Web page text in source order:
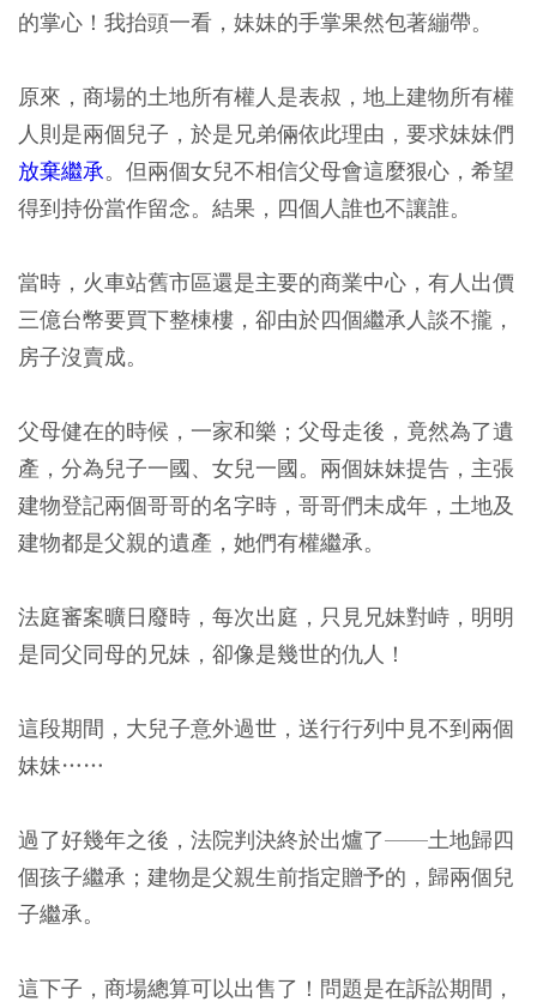
的掌心！我抬頭一看，妹妹的手掌果然包著繃帶。
原來，商場的土地所有權人是表叔，地上建物所有權
人則是兩個兒子，於是兄弟倆依此理由，要求妹妹們
放棄繼承。但兩個女兒不相信父母會這麼狠心，希望
得到持份當作留念。結果，四個人誰也不讓誰。
當時，火車站舊市區還是主要的商業中心，有人出價
三億台幣要買下整棟樓，卻由於四個繼承人談不攏，
房子沒賣成。
父母健在的時候，一家和樂；父母走後，竟然為了遺
產，分為兒子一國、女兒一國。 兩個妹妹提告，主張
建物登記兩個哥哥的名字時，哥哥們未成年，土地及
建物都是父親的遺產，她們有權繼承。
法庭審案曠日廢時， 每次出庭，只見兄妹對峙，明明
是同父同母的兄妹，卻像是幾世的仇人！
這段期間，大兒子意外過世，送行行列中見不到兩個
妹妹……
過了好幾年之後，法院判決終於出爐了——土地歸四
個孩子繼承；建物是父親生前指定贈予的，歸兩個兒
子繼承。
這下子，商場總算可以出售了！問題是在訴訟期間，